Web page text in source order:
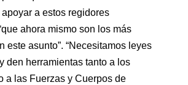
a estos regidores
ahora mismo son los más
este asunto”. “Necesitamos leyes
den herramientas tanto a los
a las Fuerzas y Cuerpos de